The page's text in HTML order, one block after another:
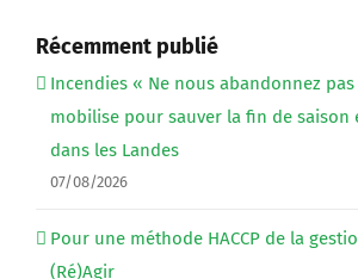
Récemment publié
Incendies « Ne nous abandonnez pas
mobilise pour sauver la fin de saison
dans les Landes
07/08/2026
Pour une méthode HACCP de la
(Ré)Agir